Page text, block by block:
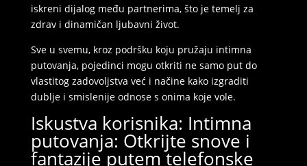
iskreni dijalog među partnerima, što je temelj za
zdrav i dinamičan ljubavni život.
Sve u svemu, kroz podršku koju pružaju intimna
putovanja, pojedinci mogu otkriti ne samo put do
vlastitog zadovoljstva već i načine kako izgraditi
dublje i smislenije odnose s onima koje vole.
Iskustva korisnika: Intimna
putovanja: Otkrijte snove i
fantazije putem telefonske